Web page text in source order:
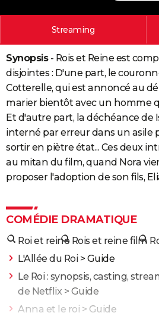
PHOTO
BONS PLANS
CARTE DE VOEUX
Carte de Noël
Carte Bonne année
Carte Saint-Valentin
Carte Pâques
Carte d'anniversaire
Dictionnaire
Biographies
Citations
Expressions
Proverbes
PROGRAMME TV
COPAINS D'AVANT
S'inscrire
Se connecter
Lycées
Collèges
Primaires
Universités
Entreprises
Service militaire
Avis de recherche
AVIS DE DÉCÈS
FORUM
Streaming
Synopsis- Rois et Reine est
disjointes : D'une part, le
Cotterelle, qui est annoncé au
marier bientôt avec un homme
Et d'autre part, la déchéance de
interné par erreur dans un asile
sortir en piètre état... Ces deux
au mitan du film, quand Nora
proposer l'adoption de son fils,
COMÉDIE DRAMATIQUE
Roi et reine Rois et reine film
L'Allée du Roi> Guide
Le Roi : synopsis, casting,
de Netflix > Guide
Anna et le roi > Guide